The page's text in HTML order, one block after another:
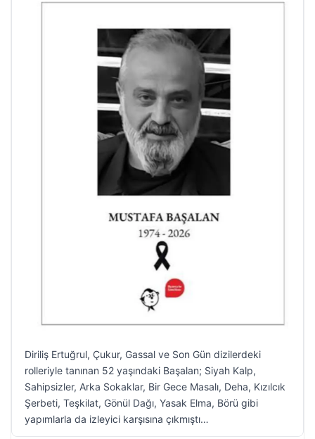
Diriliş Ertuğrul, Çukur, Gassal ve Son Gün dizilerdeki
rolleriyle tanınan 52 yaşındaki Başalan; Siyah Kalp,
Sahipsizler, Arka Sokaklar, Bir Gece Masalı, Deha, Kızılcık
Şerbeti, Teşkilat, Gönül Dağı, Yasak Elma, Börü gibi
yapımlarla da izleyici karşısına çıkmıştı…